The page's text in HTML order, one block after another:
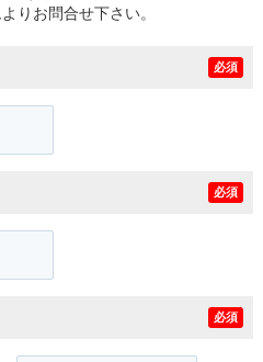
りお問合せ下さい。
必須
必須
必須